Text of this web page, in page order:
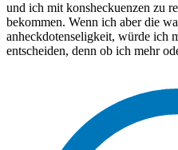
und ich mit konsheckuenzen zu
bekommen. Wenn ich aber die
anheckdotenseligkeit, würde ich
entscheiden, denn ob ich mehr